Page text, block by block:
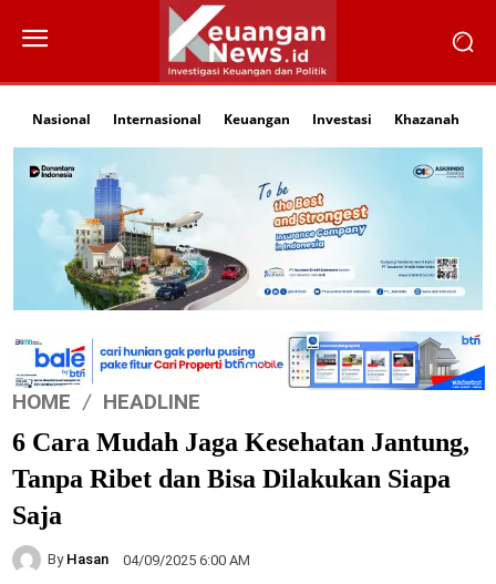
Nasional Internasional Keuangan Investasi Khazanah
HOME HEADLINE
6 Cara Mudah Jaga Kesehatan Jantung,
Tanpa Ribet dan Bisa Dilakukan Siapa
Saja
By Hasan 04/09/2025 6:00 AM